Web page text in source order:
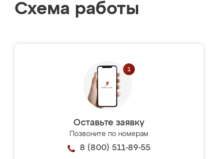
Схема работы
Оставьте заявку
Позвоните по номерам
8 (800) 511-89-55